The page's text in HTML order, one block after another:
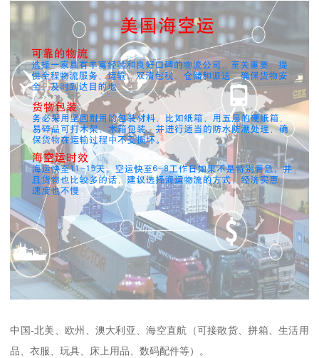
中国-北美、欧州、澳大利亚、海空直航（可接散货、拼箱、生活用
品、衣服、玩具、床上用品、数码配件等）。